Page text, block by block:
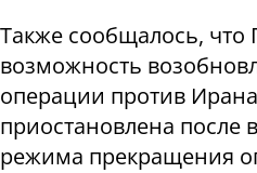
Также сообщалось, что
возможность
операции против
приостановлена ​​после
режима прекращения